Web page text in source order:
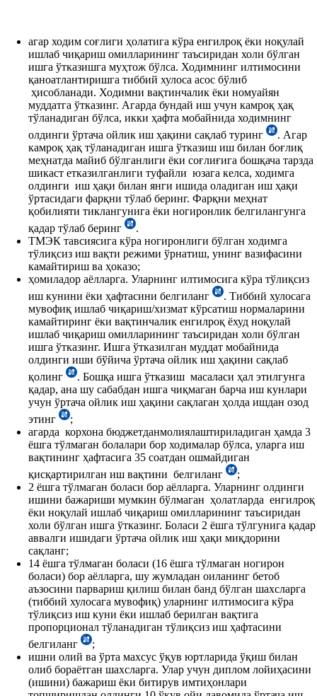
агар ходим соғлиги ҳолатига кўра енгилроқ ёки ноқулай
ишлаб чиқариш омилларининг таъсиридан холи бўлган
ишга ўтказишга муҳтож бўлса. Ходимнинг илтимосини
қаноатлантиришга тиббий хулоса асос бўлиб
ҳисобланади. Ходимни вақтинчалик ёки номуайян
муддатга ўтказинг. Агарда бундай иш учун камроқ ҳақ
тўланадиган бўлса, икки ҳафта мобайнида ходимнинг
олдинги ўртача ойлик иш ҳақини сақлаб туринг
. Агар
камроқ ҳақ тўланадиган ишга ўтказиш иш билан боғлиқ
меҳнатда майиб бўлганлиги ёки соғлиғига бошқача тарзда
шикаст етказилганлиги туфайли юзага келса, ходимга
олдинги иш ҳақи билан янги ишида оладиган иш ҳақи
ўртасидаги фарқни тўлаб беринг. Фарқни меҳнат
қобилияти тиклангунига ёки ногиронлик белгилангунга
қадар тўлаб беринг
.
ТМЭК тавсиясига кўра ногиронлиги бўлган ходимга
тўлиқсиз иш вақти режими ўрнатиш, унинг вазифасини
камайтириш ва ҳоказо;
ҳомиладор аёлларга. Уларнинг илтимосига кўра тўлиқсиз
иш кунини ёки ҳафтасини белгиланг
. Тиббий хулосага
мувофиқ ишлаб чиқариш/хизмат кўрсатиш нормаларини
камайтиринг ёки вақтинчалик енгилроқ ёхуд ноқулай
ишлаб чиқариш омилларининг таъсиридан холи бўлган
ишга ўтказинг. Ишга ўтказилган муддат мобайнида
олдинги иши бўйича ўртача ойлик иш ҳақини сақлаб
қолинг
. Бошқа ишга ўтказиш масаласи ҳал этилгунга
қадар, ана шу сабабдан ишга чиқмаган барча иш кунлари
учун ўртача ойлик иш ҳақини сақлаган ҳолда ишдан озод
этинг
;
агарда корхона бюджетданмолиялаштириладиган ҳамда 3
ёшга тўлмаган болалари бор ходималар бўлса, уларга иш
вақтининг ҳафтасига 35 соатдан ошмайдиган
қисқартирилган иш вақтини белгиланг
;
2 ёшга тўлмаган боласи бор аёлларга. Уларнинг олдинги
ишини бажариши мумкин бўлмаган ҳолатларда енгилроқ
ёки ноқулай ишлаб чиқариш омилларининг таъсиридан
холи бўлган ишга ўтказинг. Боласи 2 ёшга тўлгунига қадар
аввалги ишидаги ўртача ойлик иш ҳақи миқдорини
сақланг;
14 ёшга тўлмаган боласи (16 ёшга тўлмаган ногирон
боласи) бор аёлларга, шу жумладан оиланинг бетоб
аъзосини парвариш қилиш билан банд бўлган шахсларга
(тиббий хулосага мувофиқ) уларнинг илтимосига кўра
тўлиқсиз иш куни ёки ишлаб берилган вақтига
пропорционал тўланадиган тўлиқсиз иш ҳафтасини
белгиланг
;
ишни олий ва ўрта махсус ўқув юртларида ўқиш билан
олиб бораётган шахсларга. Улар учун диплом лойиҳасини
(ишини) бажариш ёки битирув имтиҳонлари